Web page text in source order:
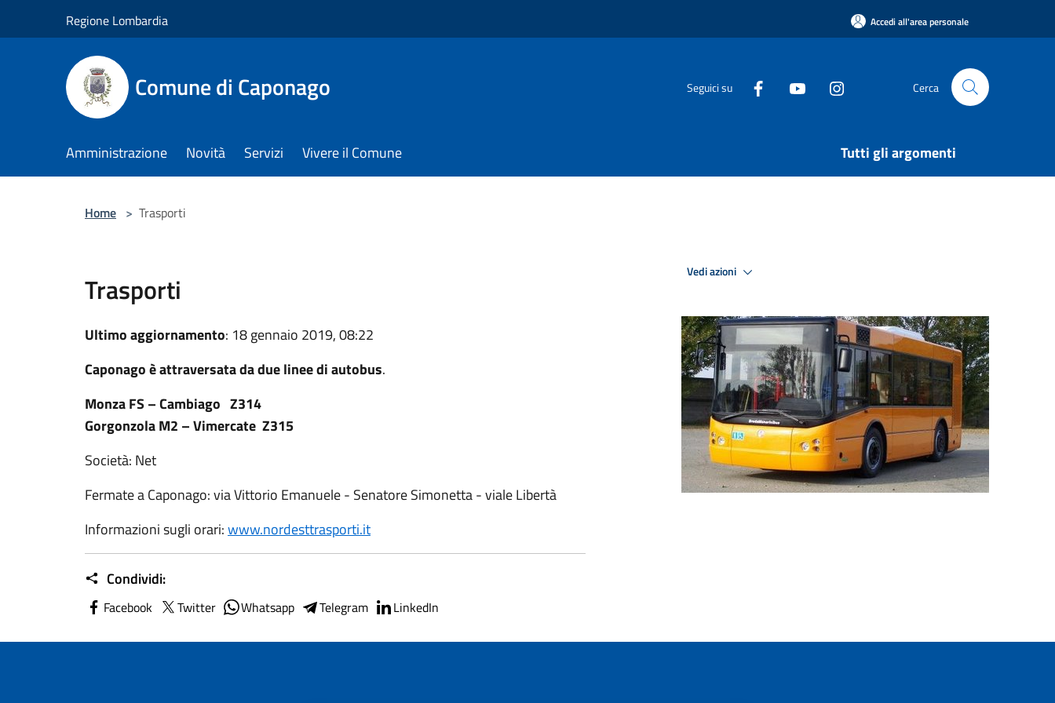
Regione Lombardia Accedi all'area personale
Comune di Caponago Seguici su Cerca
Amministrazione Novità Servizi Vivere il Comune Tutti gli argomenti
Home > Trasporti
Trasporti
Ultimo aggiornamento: 18 gennaio 2019, 08:22
Caponago è attraversata da due linee di autobus.
Monza FS – Cambiago Z314
Gorgonzola M2 – Vimercate Z315
Società: Net
Fermate a Caponago: via Vittorio Emanuele - Senatore Simonetta - viale Libertà
Informazioni sugli orari:www.nordesttrasporti.it
Condividi:
Facebook Twitter Whatsapp Telegram LinkedIn
Vedi azioni